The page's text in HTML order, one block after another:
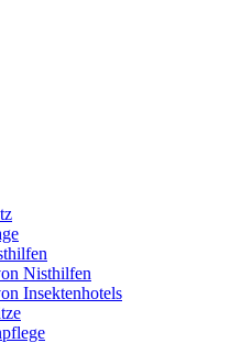
Nisthilfen
Insektenhotels